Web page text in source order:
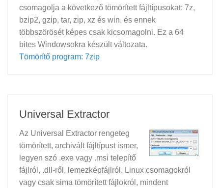
csomagolja a következő tömörített fájltípusokat: 7z,
bzip2, gzip, tar, zip, xz és win, és ennek
többszörösét képes csak kicsomagolni. Ez a 64
bites Windowsokra készült változata.
Tömörítő program: 7zip
Universal Extractor
Az Universal Extractor rengeteg
tömörített, archivált fájltípust ismer,
legyen szó .exe vagy .msi telepítő
fájlról, .dll-ről, lemezképfájlról, Linux csomagokról
vagy csak sima tömörített fájlokról, mindent